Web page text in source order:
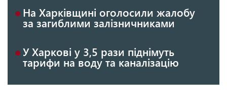
На Харківщині оголосили жалобу
за загиблими залізничниками
У Харкові у 3,5 рази піднімуть
тарифи на воду та каналізацію